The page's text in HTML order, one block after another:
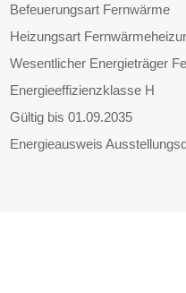
Befeuerungsart Fernwärme
Heizungsart
Wesentlicher Energieträger
Energieeffizienzklasse H
Gültig bis 01.09.2035
Energieausweis